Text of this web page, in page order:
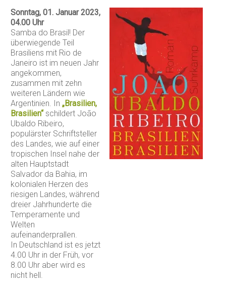
Sonntag, 01. Januar 2023,
04.00 Uhr
Samba do Brasil! Der
überwiegende Teil
Brasiliens mit Rio de
Janeiro ist im neuen Jahr
angekommen,
zusammen mit zehn
weiteren Ländern wie
Argentinien. In„Brasilien,
Brasilien“ schildert João
Ubaldo Ribeiro,
populärster Schriftsteller
des Landes, wie auf einer
tropischen Insel nahe der
alten Hauptstadt
Salvador da Bahia, im
kolonialen Herzen des
riesigen Landes, während
dreier Jahrhunderte die
Temperamente und
Welten
aufeinanderprallen.
In Deutschland ist es jetzt
4.00 Uhr in der Früh, vor
8.00 Uhr aber wird es
nicht hell.